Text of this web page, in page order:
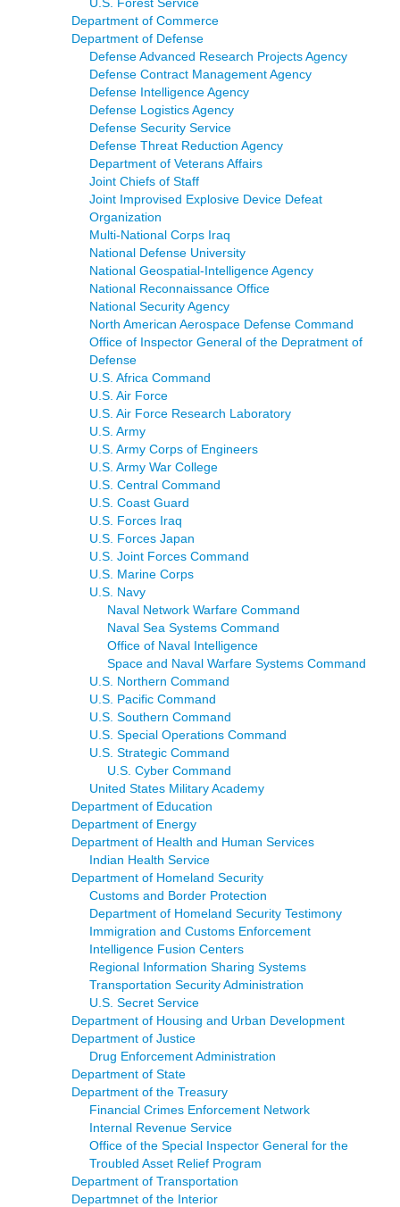
Department of Commerce
Department of Defense
Defense Advanced Research Projects Agency
Defense Contract Management Agency
Defense Intelligence Agency
Defense Logistics Agency
Defense Security Service
Defense Threat Reduction Agency
Department of Veterans Affairs
Joint Chiefs of Staff
Joint Improvised Explosive Device Defeat
Organization
Multi-National Corps Iraq
National Defense University
National Geospatial-Intelligence Agency
National Reconnaissance Office
National Security Agency
North American Aerospace Defense Command
Office of Inspector General of the Depratment of
Defense
U.S. Africa Command
U.S. Air Force
U.S. Air Force Research Laboratory
U.S. Army
U.S. Army Corps of Engineers
U.S. Army War College
U.S. Central Command
U.S. Coast Guard
U.S. Forces Iraq
U.S. Forces Japan
U.S. Joint Forces Command
U.S. Marine Corps
U.S. Navy
Naval Network Warfare Command
Naval Sea Systems Command
Office of Naval Intelligence
Space and Naval Warfare Systems Command
U.S. Northern Command
U.S. Pacific Command
U.S. Southern Command
U.S. Special Operations Command
U.S. Strategic Command
U.S. Cyber Command
United States Military Academy
Department of Education
Department of Energy
Department of Health and Human Services
Indian Health Service
Department of Homeland Security
Customs and Border Protection
Department of Homeland Security Testimony
Immigration and Customs Enforcement
Intelligence Fusion Centers
Regional Information Sharing Systems
Transportation Security Administration
U.S. Secret Service
Department of Housing and Urban Development
Department of Justice
Drug Enforcement Administration
Department of State
Department of the Treasury
Financial Crimes Enforcement Network
Internal Revenue Service
Office of the Special Inspector General for the
Troubled Asset Relief Program
Department of Transportation
Departmnet of the Interior